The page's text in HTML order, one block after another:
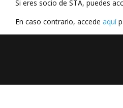
Si eres socio de STA, puedes
En caso contrario, accede aquí